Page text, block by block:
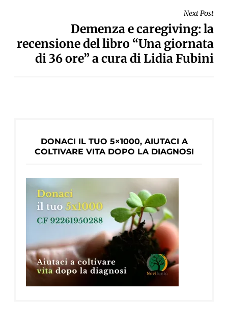
Next Post
Demenza e caregiving: la
recensione del libro “Una giornata
di 36 ore” a cura di Lidia Fubini
DONACI IL TUO 5×1000, AIUTACI A
COLTIVARE VITA DOPO LA DIAGNOSI